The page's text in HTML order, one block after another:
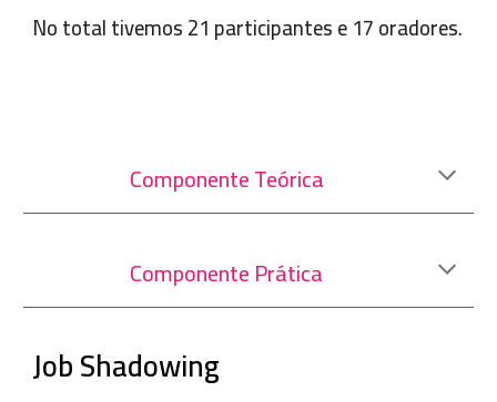
No total tivemos 21 participantes e 17 oradores.
Componente Teórica
Componente Prática
Job Shadowing